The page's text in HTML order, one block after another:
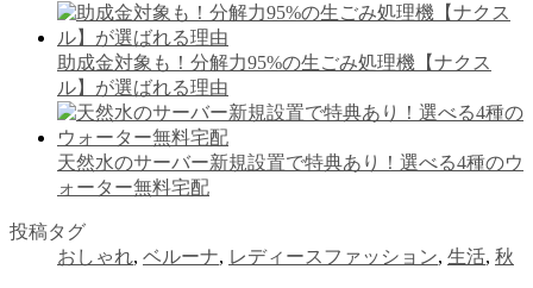
助成金対象も！分解力95%の生ごみ処理機【ナクス
ル】が選ばれる理由
天然水のサーバー新規設置で特典あり！選べる4種のウ
ォーター無料宅配
投稿タグ
おしゃれ, ベルーナ, レディースファッション, 生活, 秋